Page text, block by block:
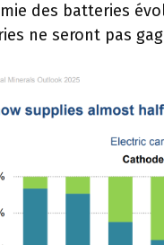
des batteries
ne seront pas